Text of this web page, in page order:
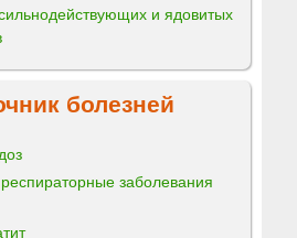
и ядовитых
болезней
заболевания